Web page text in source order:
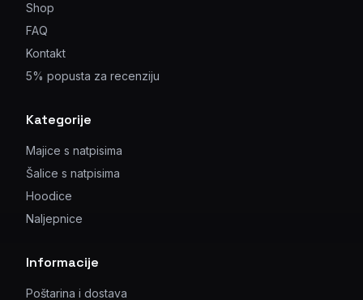
Shop
FAQ
Kontakt
5% popusta za recenziju
Kategorije
Majice s natpisima
Šalice s natpisima
Hoodice
Naljepnice
Informacije
Poštarina i dostava